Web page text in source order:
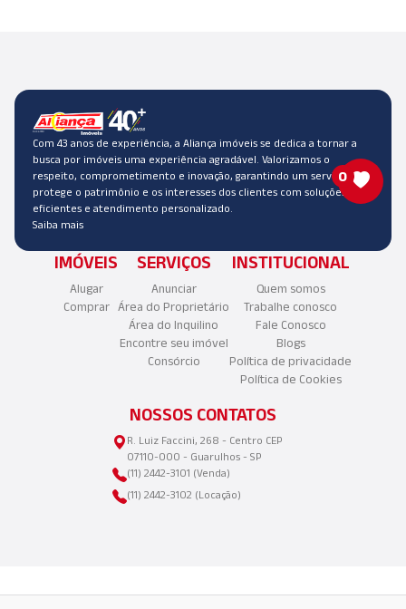
Com 43 anos de experiência, a Aliança imóveis se dedica a tornar a
busca por imóveis uma experiência agradável. Valorizamos o
respeito, comprometimento e inovação, garantindo um serviço que
protege o patrimônio e os interesses dos clientes com soluções
eficientes e atendimento personalizado.
Saiba mais
IMÓVEIS
Alugar
Comprar
SERVIÇOS
Anunciar
Área do Proprietário
Área do Inquilino
Encontre seu imóvel
Consórcio
INSTITUCIONAL
Quem somos
Trabalhe conosco
Fale Conosco
Blogs
Política de privacidade
Política de Cookies
NOSSOS CONTATOS
R. Luiz Faccini, 268 - Centro CEP
07110-000 - Guarulhos - SP
(11) 2442-3101 (Venda)
(11) 2442-3102 (Locação)
0